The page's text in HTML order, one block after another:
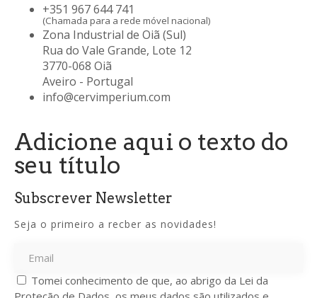
+351 967 644 741
(Chamada para a rede móvel nacional)
Zona Industrial de Oiã (Sul)
Rua do Vale Grande, Lote 12
3770-068 Oiã
Aveiro - Portugal
info@cervimperium.com
Adicione aqui o texto do
seu título
Subscrever Newsletter
Seja o primeiro a recber as novidades!
Tomei conhecimento de que, ao abrigo da Lei da